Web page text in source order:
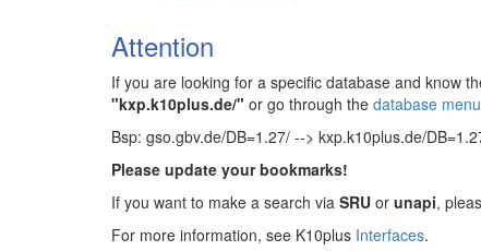
Attention
If you are looking for a specific database and know
"kxp.k10plus.de/" or go through the database menu
Bsp: gso.gbv.de/DB=1.27/ --> kxp.k10plus.de/
Please update your bookmarks!
If you want to make a search via SRU or unapi,
For more information, see K10plus Interfaces.